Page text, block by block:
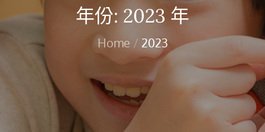
年份: 2023 年
Home 2023